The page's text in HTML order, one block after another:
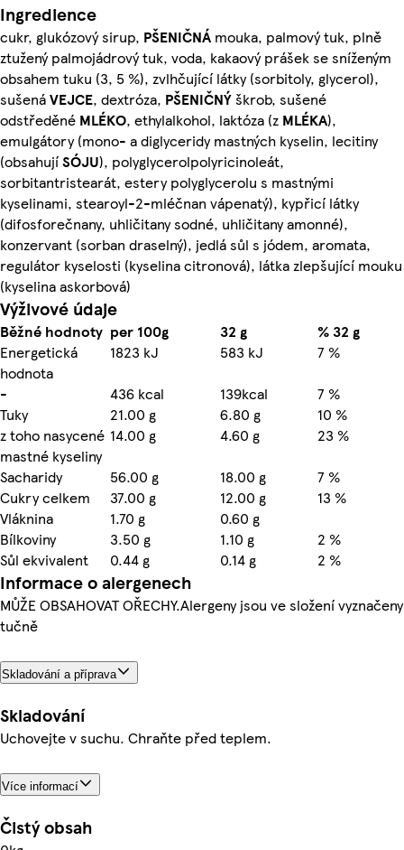
Ingredience
cukr, glukózový sirup, PŠENIČNÁ mouka, palmový tuk, plně
ztužený palmojádrový tuk, voda, kakaový prášek se sníženým
obsahem tuku (3, 5 %), zvlhčující látky (sorbitoly, glycerol),
sušenáVEJCE, dextróza, PŠENIČNÝškrob, sušené
odstředěné MLÉKO, ethylalkohol, laktóza (z MLÉKA),
emulgátory (mono- a diglyceridy mastných kyselin, lecitiny
(obsahujíSÓJU), polyglycerolpolyricinoleát,
sorbitantristearát, estery polyglycerolu s mastnými
kyselinami, stearoyl-2-mléčnan vápenatý), kypřicí látky
(difosforečnany, uhličitany sodné, uhličitany amonné),
konzervant (sorban draselný), jedlá sůl s jódem, aromata,
regulátor kyselosti (kyselina citronová), látka zlepšující mouku
(kyselina askorbová)
Výživové údaje
Běžné hodnoty per 100g 32 g
% 32 g
Energetická
hodnota
1823 kJ 583 kJ
7 %
-
436 kcal 139kcal
7 %
Tuky
21.00 g 6.80 g
10 %
z toho nasycené
mastné kyseliny
14.00 g 4.60 g
23 %
Sacharidy
56.00 g 18.00 g
7 %
Cukry celkem
37.00 g 12.00 g
13 %
Vláknina
1.70 g
0.60 g
Bílkoviny
3.50 g 1.10 g
2 %
Sůl ekvivalent
0.44 g 0.14 g 2 %
Informace o alergenech
MŮŽE OBSAHOVAT OŘECHY.Alergeny jsou ve složení vyznačeny
tučně
Skladování a příprava
Skladování
Uchovejte v suchu. Chraňte před teplem.
Více informací
Čistý obsah